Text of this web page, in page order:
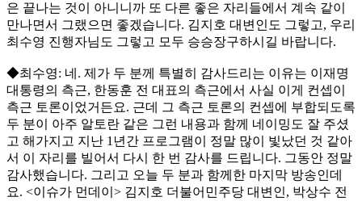
은 끝나는 것이 아니니까 또 다른 좋은 자리들에서 계속 같이
만나면서 그랬으면 좋겠습니다. 김지호 대변인도 그렇고, 우리
최수영 진행자님도 그렇고 모두 승승장구하시길 바랍니다.
◆최수영: 네. 제가 두 분께 특별히 감사드리는 이유는 이재명
대통령의 측근, 한동훈 전 대표의 측근에서 사실 이게 컨셉이
측근 토론이었거든요. 근데 그 측근 토론의 컨셉에 부합되도록
두 분이 아주 알토란 같은 그런 내용과 함께 네이밍도 잘 주셨
고 해가지고 지난 1년간 프로그램이 정말 많이 빛났던 것 같아
서 이 자리를 빌어서 다시 한 번 감사를 드립니다. 그동안 정말
감사했습니다. 그리고 오늘 두 분과 함께한 마지막 방송인데
요. <이슈가 먼데이> 김지호 더불어민주당 대변인, 박상수 전